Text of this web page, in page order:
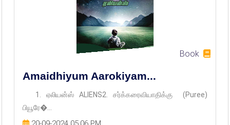
Book
Amaidhiyum Aarokiyam...
1. ஏலியன்ஸ் ALIENS2. சர்க்கரைவியாதிக்கு (Puree)
பியூரே�...